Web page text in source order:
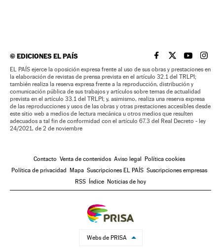
©EDICIONES EL PAÍS EL PAÍS BRASIL EN
EL PAÍSEL PAÍS
EL
EL PAÍS ejerce la oposición expresa frente al uso de sus obras y prestaciones en
la elaboración de revistas de prensa prevista en el artículo 32.1 del TRLPI;
también realiza la reserva expresa frente a la reproducción, distribución y
comunicación pública de sus trabajos y artículos sobre temas de actualidad
prevista en el artículo 33.1 del TRLPI; y, asimismo, realiza una reserva expresa
de las reproducciones y usos de las obras y otras prestaciones accesibles desde
este sitio web a medios de lectura mecánica u otros medios que resulten
adecuados a tal fin de conformidad con el artículo 67.3 del Real Decreto - ley
24/2021, de 2 de noviembre
Contacto Venta de contenidos Aviso legal Política cookies
Política de privacidad Mapa Suscripciones EL PAÍS Suscripciones empresas
RSS Índice Noticias de hoy
Webs de PRISA